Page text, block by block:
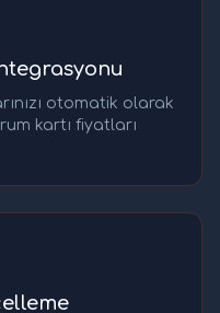
otomatik olarak
kartı fiyatları